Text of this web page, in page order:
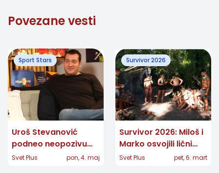
Povezane vesti
Sport Stars
Uroš Stevanović
podneo neopozivu
ostavku: Selektor
Svet Plus pon, 4. maj
Survivor 2026
Survivor 2026: Miloš i
Marko osvojili lični
imunitet - drama u
Svet Plus pet, 6. mart